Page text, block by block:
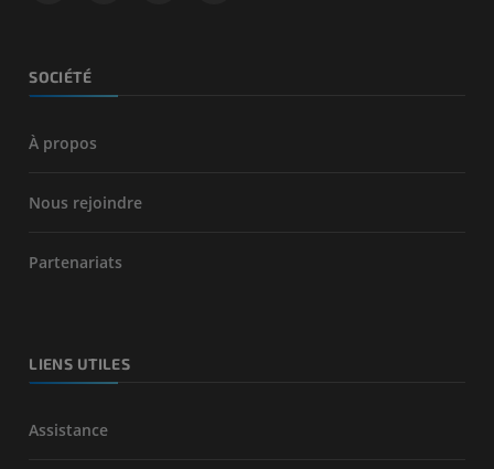
SOCIÉTÉ
À propos
Nous rejoindre
Partenariats
LIENS UTILES
Assistance